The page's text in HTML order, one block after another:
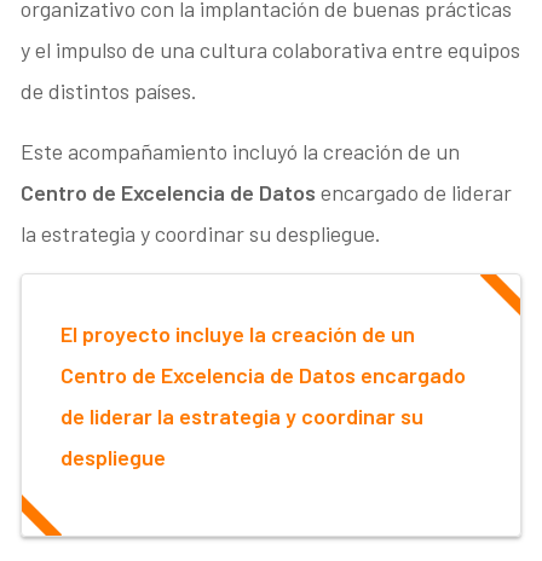
organizativo con la implantación de buenas prácticas
y el impulso de una cultura colaborativa entre equipos
de distintos países.
Este acompañamiento incluyó la creación de un
Centro de Excelencia de Datos encargado de liderar
la estrategia y coordinar su despliegue.
El proyecto incluye la creación de un
Centro de Excelencia de Datos encargado
de liderar la estrategia y coordinar su
despliegue